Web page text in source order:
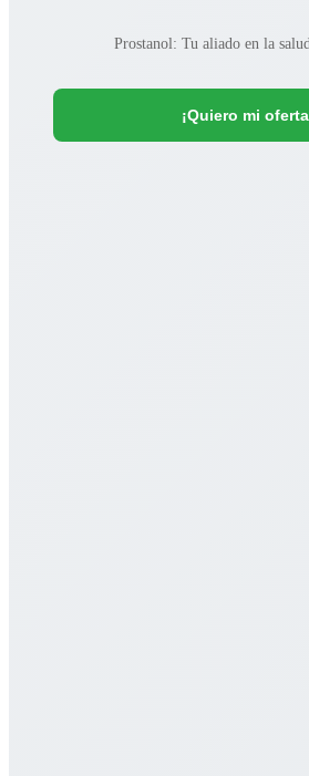
Prostanol: Tu aliado en la
¡Quiero mi